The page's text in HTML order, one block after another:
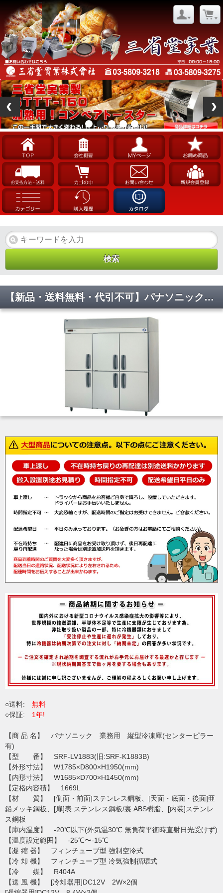
【新品・送料無料・代引不可】パナソニック 業務用 縦型冷凍庫 SRF-LV1883(旧:SRF-K1883B)センターピラー有 W1785×D800×H1950(mm)
○送料: 無料
○保証: 1年!
【商 品 名】 パナソニック 業務用 縦型冷凍庫(センターピラー
有)
【型 番】 SRF-LV1883(旧:SRF-K1883B)
【外形寸法】 W1785×D800×H1950(mm)
【内形寸法】 W1685×D700×H1450(mm)
【定格内容積】 1669L
【材 質】 [側面・前面]ステンレス鋼板、[天面・底面・後面]亜
鉛メッキ鋼板、[扉]表:ステンレス鋼板/裏:ABS樹脂、[内装]ステンレ
ス鋼板
【庫内温度】 -20℃以下(外気温30℃ 無負荷平衡時直射日光受けず)
【温度設定範囲】 -25℃〜-15℃
【凝 縮 器】 フィンチューブ型 強制空冷式
【冷 却 機】 フィンチューブ型 冷気強制循環式
【冷 媒】 R404A
【送 風 機】 [冷却器用]DC12V 2W×2個